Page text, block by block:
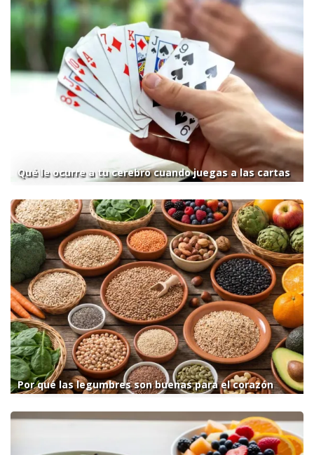
Qué le ocurre a tu cerebro cuando juegas a las cartas
Por qué las legumbres son buenas para el corazón